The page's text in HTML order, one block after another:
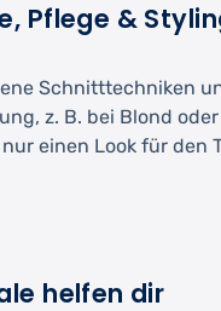
Pflege &
Schnitttechniken
z. B. bei Blond
einen Look für den
helfen dir